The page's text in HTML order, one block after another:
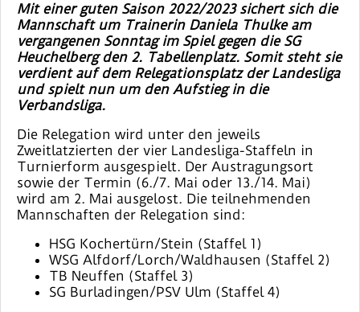
Mit einer guten Saison 2022/2023 sichert sich die
Mannschaft um Trainerin Daniela Thulke am
vergangenen Sonntag im Spiel gegen die SG
Heuchelberg den 2. Tabellenplatz. Somit steht sie
verdient auf dem Relegationsplatz der Landesliga
und spielt nun um den Aufstieg in die
Verbandsliga.
Die Relegation wird unter den jeweils
Zweitlatzierten der vier Landesliga-Staffeln in
Turnierform ausgespielt. Der Austragungsort
sowie der Termin (6./7. Mai oder 13./14. Mai)
wird am 2. Mai ausgelost. Die teilnehmenden
Mannschaften der Relegation sind:
HSG Kochertürn/Stein (Staffel 1)
WSG Alfdorf/Lorch/Waldhausen (Staffel 2)
TB Neuffen (Staffel 3)
SG Burladingen/PSV Ulm (Staffel 4)